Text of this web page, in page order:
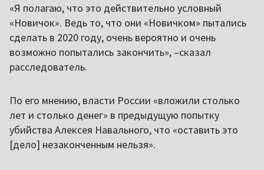
«Я полагаю, что это действительно условный
«Новичок». Ведь то, что они «Новичком» пытались
сделать в 2020 году, очень вероятно и очень
возможно попытались закончить», –сказал
расследователь.
По его мнению, власти России «вложили столько
лет и столько денег» в предыдущую попытку
убийства Алексея Навального, что «оставить это
[дело] незаконченным нельзя».